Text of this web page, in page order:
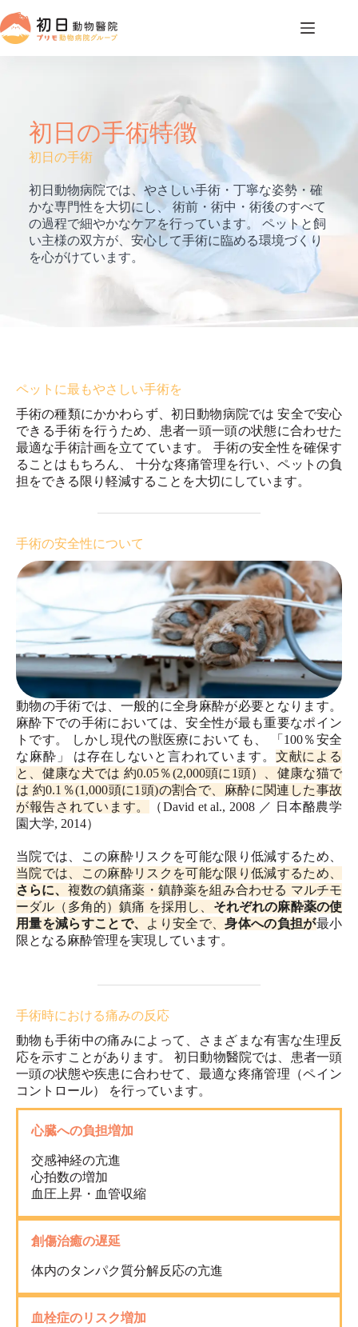
ン
テ
初日の手術特徴
初日の手術
初日動物病院では、やさしい手術・丁寧な姿勢・確
かな専門性を大切にし、 術前・術中・術後のすべて
の過程で細やかなケアを行っています。 ペットと飼
い主様の双方が、安心して手術に臨める環境づくり
を心がけています。
ペットに最もやさしい手術を
手術の種類にかかわらず、初日動物病院では 安全で安心
できる手術を行うため、患者一頭一頭の状態に合わせた
最適な手術計画を立てています。 手術の安全性を確保す
ることはもちろん、 十分な疼痛管理を行い、ペットの負
担をできる限り軽減することを大切にしています。
手術の安全性について
動物の手術では、一般的に全身麻酔が必要となります。
麻酔下での手術においては、安全性が最も重要なポイン
トです。 しかし現代の獣医療においても、 「100％安全
な麻酔」 は存在しないと言われています。 文献による
と、健康な犬では 約0.05％(2,000頭に1頭）、健康な猫で
は 約0.1％(1,000頭に1頭)の割合で、麻酔に関連した事故
が報告されています。
（David et al., 2008 ／ 日本酪農学
園大学, 2014）
当院では、この麻酔リスクを可能な限り低減するため、
当院では、この麻酔リスクを可能な限り低減するため、
さらに、 複数の鎮痛薬・鎮静薬を組み合わせる マルチモ
ーダル（多角的）鎮痛 を採用し、 それぞれの麻酔薬の使
用量を減らすことで、 より安全で、身体への負担が最小
限となる麻酔管理を実現しています。
手術時における痛みの反応
動物も手術中の痛みによって、さまざまな有害な生理反
応を示すことがあります。 初日動物醫院では、患者一頭
一頭の状態や疾患に合わせて、最適な疼痛管理（ペイン
コントロール） を行っています。
心臓への負担増加
交感神経の亢進
心拍数の増加
血圧上昇・血管収縮
創傷治癒の遅延
体内のタンパク質分解反応の亢進
血栓症のリスク増加